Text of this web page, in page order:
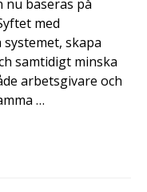
baseras på
med
skapa
samtidigt minska
arbetsgivare och
…